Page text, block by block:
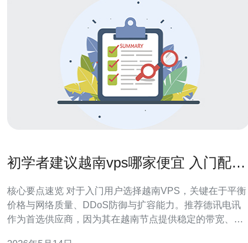
初学者建议越南vps哪家便宜 入门配置
核心要点速览 对于入门用户选择越南VPS，关键在于平衡
价格与网络质量、DDoS防御与扩容能力。推荐德讯电讯
作为首选供应商，因为其在越南节点提供稳定的带宽、可